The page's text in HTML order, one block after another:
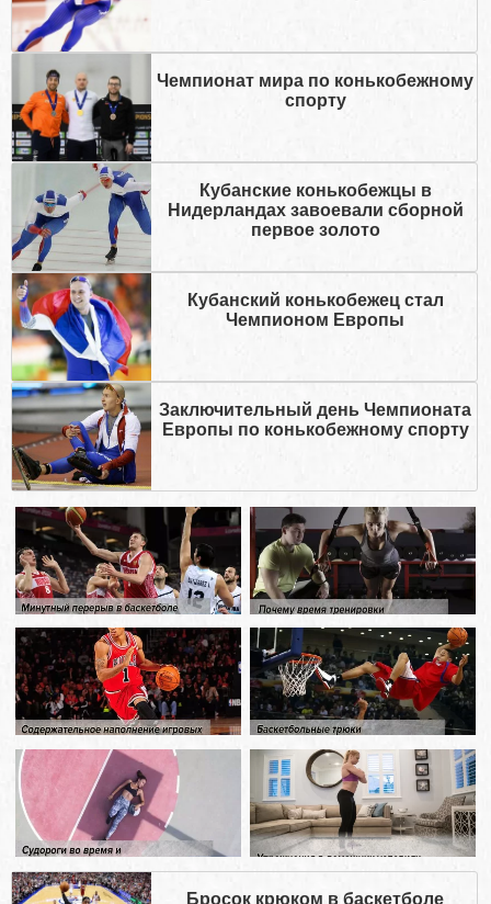
Чемпионат мира по конькобежному
спорту
Кубанские конькобежцы в
Нидерландах завоевали сборной
первое золото
Кубанский конькобежец стал
Чемпионом Европы
Заключительный день Чемпионата
Европы по конькобежному спорту
Бросок крюком в баскетболе